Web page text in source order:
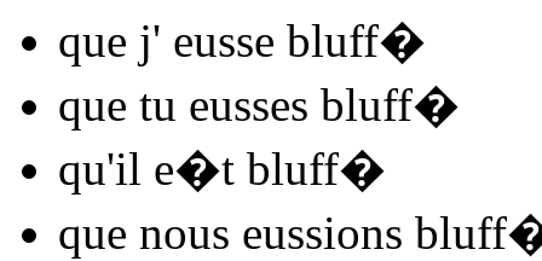
que j' eusse bluff�
que tu eusses bluff�
qu'il e�t bluff�
que nous eussions bluff